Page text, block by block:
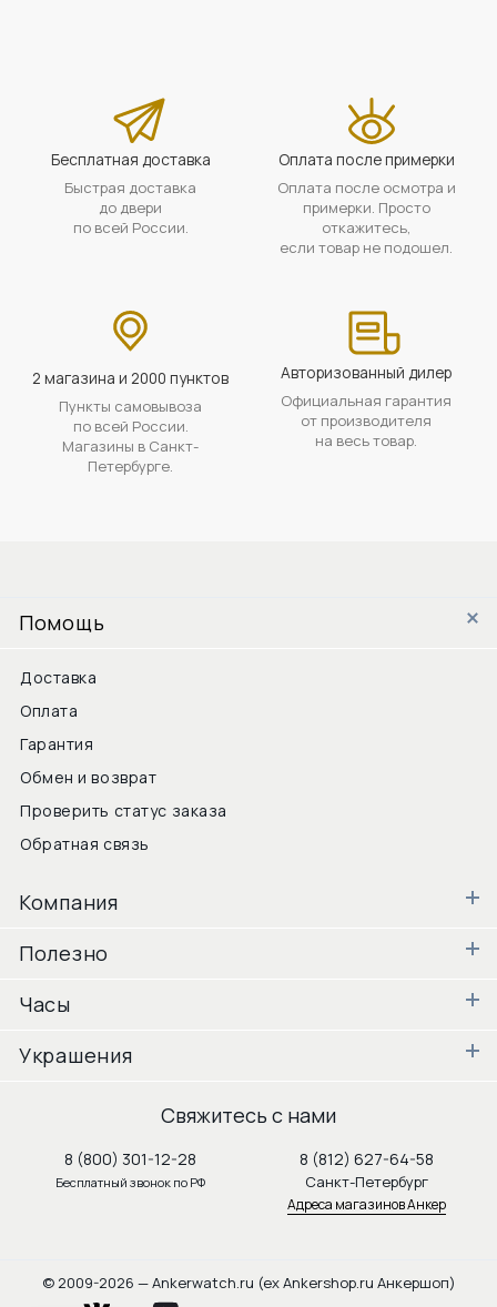
Бесплатная доставка
Быстрая доставка
до двери
по всей России.
Оплата после примерки
Оплата после осмотра и
примерки. Просто
откажитесь,
если товар не подошел.
2 магазина и 2000 пунктов
Пункты самовывоза
по всей России.
Магазины в Санкт-
Петербурге.
Авторизованный дилер
Официальная гарантия
от производителя
на весь товар.
Помощь
Доставка
Оплата
Гарантия
Обмен и возврат
Проверить статус заказа
Обратная связь
Компания
Полезно
Часы
Украшения
Свяжитесь с нами
8 (800) 301-12-28
Бесплатный звонок по РФ
8 (812) 627-64-58
Санкт-Петербург
Адреса магазинов Анкер
© 2009-2026 — Ankerwatch.ru (ex Ankershop.ru Анкершоп)